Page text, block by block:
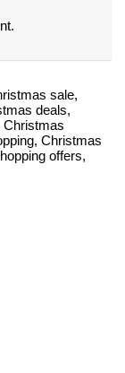
sale,
deals,
Christmas
Christmas
offers,